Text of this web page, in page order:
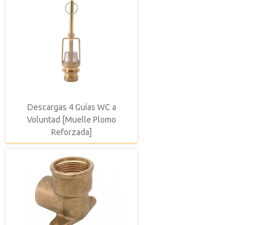
Descargas 4 Guías WC a
Voluntad [Muelle Plomo
Reforzada]